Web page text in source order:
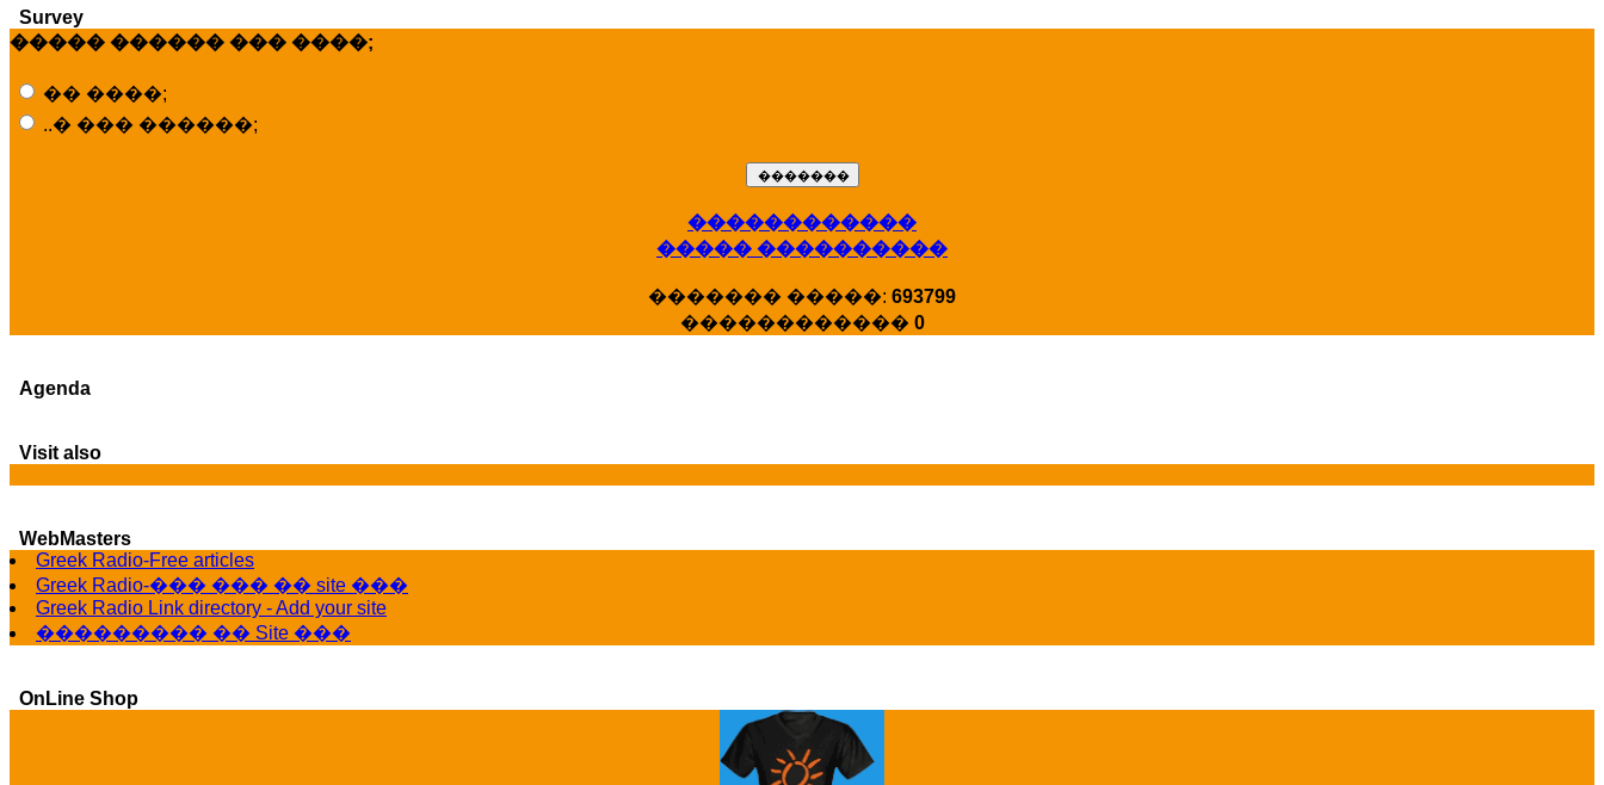
X�����
�����
Grey's Anatomy
Survey
����� ������ ��� ����;
�� ����;
..� ��� ������;
������������
����� ����������
������� �����: 693799
������������ 0
Agenda
Visit also
WebMasters
Greek Radio-Free articles
Greek Radio-��� ��� �� site ���
Greek Radio Link directory - Add your site
��������� �� Site ���
OnLine Shop